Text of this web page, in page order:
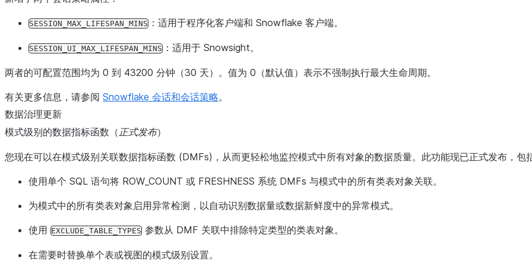
SESSION_MAX_LIFESPAN_MINS ：适用于程序化客户端和 Snowflake 客户端。
SESSION_UI_MAX_LIFESPAN_MINS ：适用于 Snowsight。
两者的可配置范围均为 0 到 43200 分钟（30 天）。值为 0（默认值）表示不强制执行最大生命周期。
有关更多信息，请参阅 Snowflake 会话和会话策略。
数据治理更新
模式级别的数据指标函数（ 正式发布）
您现在可以在模式级别关联数据指标函数 (DMFs)，从而更轻松地监控模式中所有对象的数据质量。此功能现已正式发布，包
使用单个 SQL 语句将 ROW_COUNT 或 FRESHNESS 系统 DMFs 与模式中的所有类表对象关联。
为模式中的所有类表对象启用异常检测，以自动识别数据量或数据新鲜度中的异常模式。
使用 EXCLUDE_TABLE_TYPES 参数从 DMF 关联中排除特定类型的类表对象。
在需要时替换单个表或视图的模式级别设置。